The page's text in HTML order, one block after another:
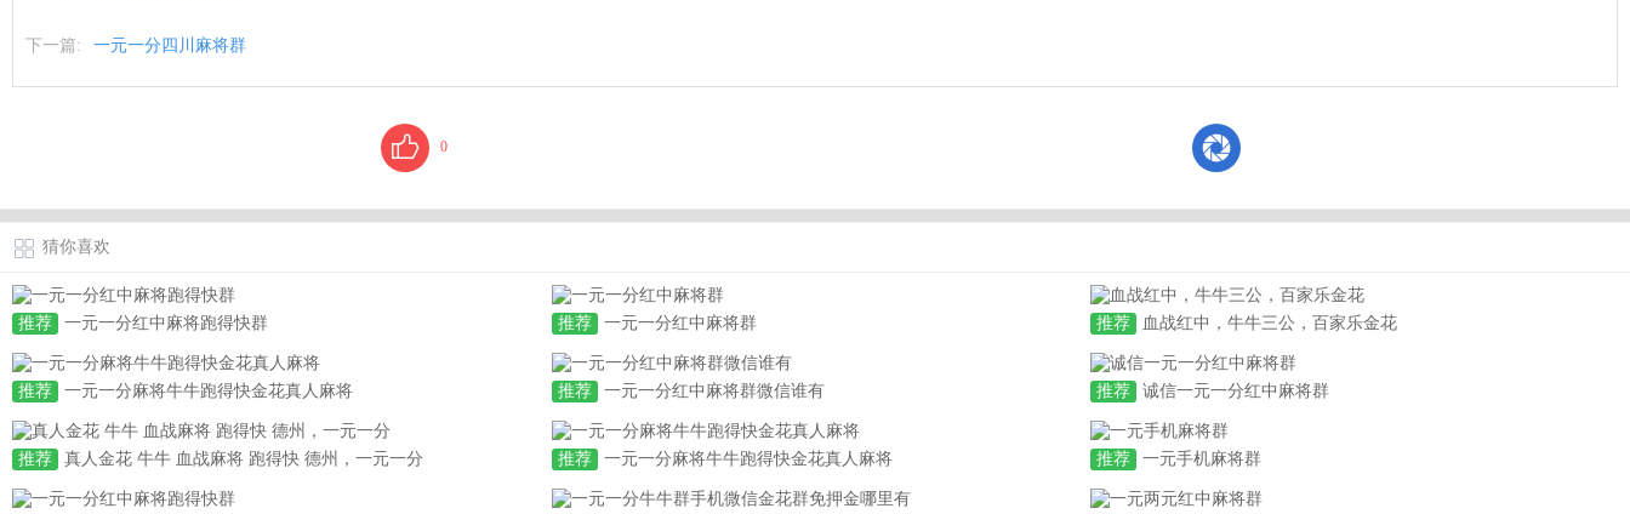
下一篇: 一元一分四川麻将群
0
猜你喜欢
推荐 一元一分红中麻将跑得快群 推荐 一元一分红中麻将群 推荐 血战红中，牛牛三公，百家乐金花
推荐 一元一分麻将牛牛跑得快金花真人麻将 推荐 一元一分红中麻将群微信谁有 推荐 诚信一元一分红中麻将群
推荐 真人金花 牛牛 血战麻将 跑得快 德州，一元一分 推荐 一元一分麻将牛牛跑得快金花真人麻将 推荐 一元手机麻将群